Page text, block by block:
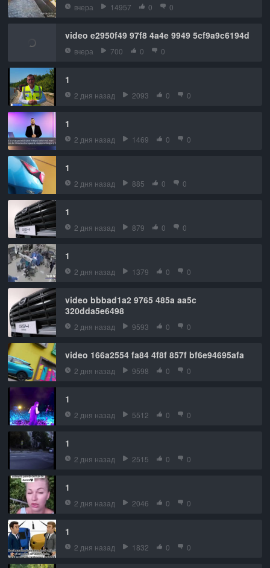
вчера 14957 0 0
video e2950f49 97f8 4a4e 9949 5cf9a9c6194d
вчера 700 0 0
1
2 дня назад 2093 0 0
1
2 дня назад 1469 0 0
1
2 дня назад 885 0 0
1
2 дня назад 879 0 0
1
2 дня назад 1379 0 0
video bbbad1a2 9765 485a aa5c
320dda5e6498
2 дня назад 9593 0 0
video 166a2554 fa84 4f8f 857f bf6e94695afa
2 дня назад 9598 0 0
1
2 дня назад 5512 0 0
1
2 дня назад 2515 0 0
1
2 дня назад 2046 0 0
1
2 дня назад 1832 0 0